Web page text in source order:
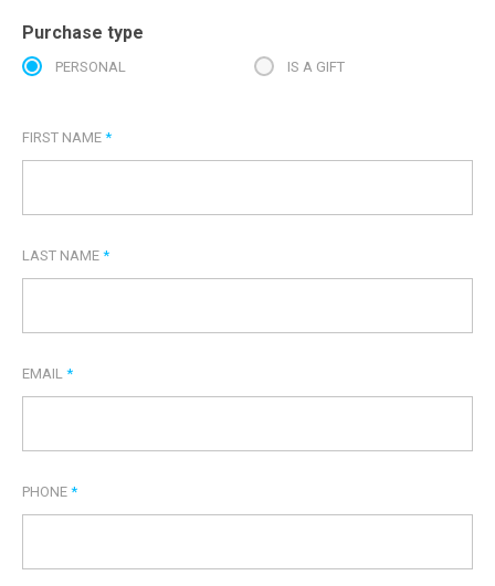
Purchase type
PERSONAL IS A GIFT
FIRST NAME *
LAST NAME *
EMAIL *
PHONE *